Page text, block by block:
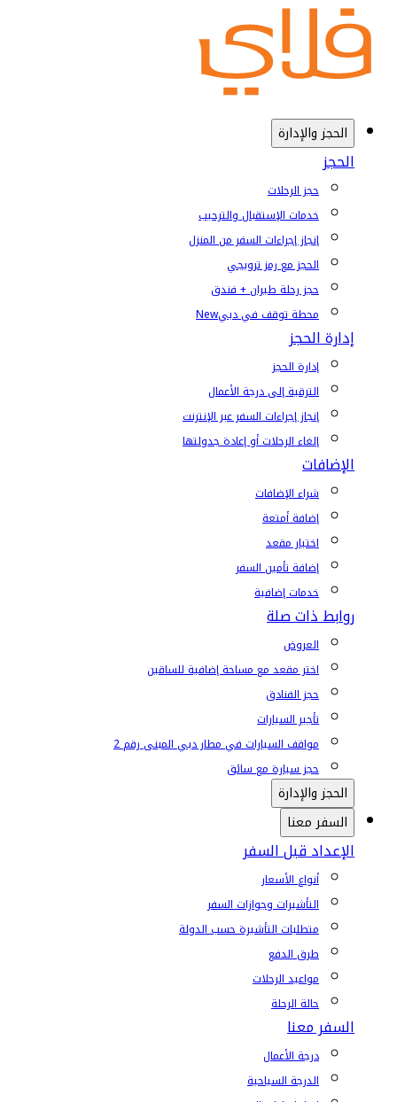
الحجز والإدارة
الحجز
حجز الرحلات
خدمات الإستقبال والترحيب
إنجاز إجراءات السفر من المنزل
الحجز مع رمز ترويجي
حجز رحلة طيران + فندق
محطة توقف في دبيNew
إدارة الحجز
إدارة الحجز
الترقية إلى درجة الأعمال
إنجاز إجراءات السفر عبر الإنترنت
إلغاء الرحلات أو إعادة جدولتها
الإضافات
شراء الإضافات
إضافة أمتعة
اختيار مقعد
إضافة تأمين السفر
خدمات إضافية
روابط ذات صلة
العروض
اختر مقعد مع مساحة إضافية للساقين
حجز الفنادق
تأجير السيارات
مواقف السيارات في مطار دبي المبنى رقم 2
حجز سيارة مع سائق
الحجز والإدارة
السفر معنا
الإعداد قبل السفر
أنواع الأسعار
التأشيرات وجوازات السفر
متطلبات التأشيرة حسب الدولة
طرق الدفع
مواعيد الرحلات
حالة الرحلة
السفر معنا
درجة الأعمال
الدرجة السياحية